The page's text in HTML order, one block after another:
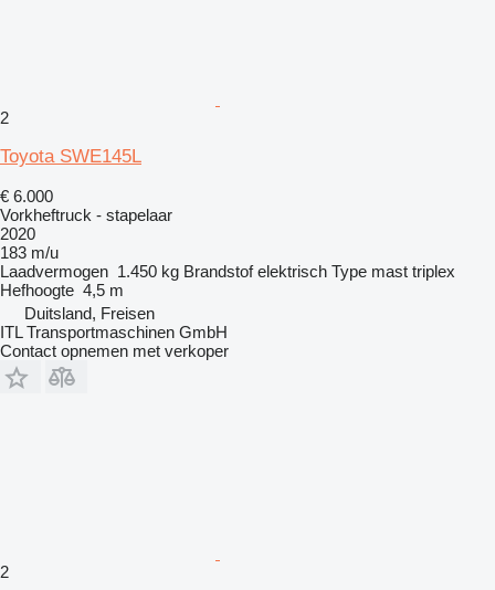
2
Toyota SWE145L
€ 6.000
Vorkheftruck - stapelaar
2020
183 m/u
Laadvermogen 1.450 kg Brandstof elektrisch Type mast triplex
Hefhoogte 4,5 m
Duitsland, Freisen
ITL Transportmaschinen GmbH
Contact opnemen met verkoper
2